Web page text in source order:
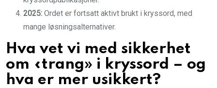
2025: Ordet er fortsatt aktivt brukt i kryssord, med
mange løsningsalternativer.
Hva vet vi med sikkerhet
om «trang» i kryssord – og
hva er mer usikkert?